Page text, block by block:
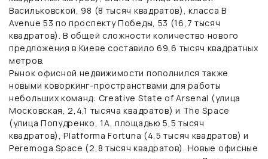
Васильковской, 98 (8 тысяч квадратов), класса B
Avenue 53 по проспекту Победы, 53 (16,7 тысяч
квадратов). В общей сложности количество нового
предложения в Киеве составило 69,6 тысяч квадратных
метров.
Рынок офисной недвижимости пополнился также
новыми коворкинг-пространствами для работы
небольших команд: Creative State of Arsenal (улица
Московская, 2,4,1 тысяча квадратов) и The Space
(улица Попудренко, 1А, площадью 5,5 тысяч
квадратов), Platforma Fortuna (4,5 тысяч квадратов) и
Peremoga Space (2,8 тысяч квадратов). Новые офисные